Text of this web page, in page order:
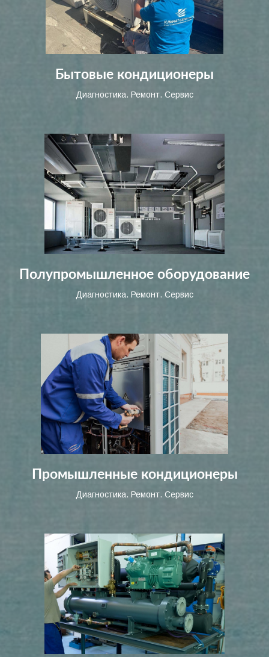
Бытовые кондиционеры
Диагностика. Ремонт. Сервис
Полупромышленное оборудование
Диагностика. Ремонт. Сервис
Промышленные кондиционеры
Диагностика. Ремонт. Сервис